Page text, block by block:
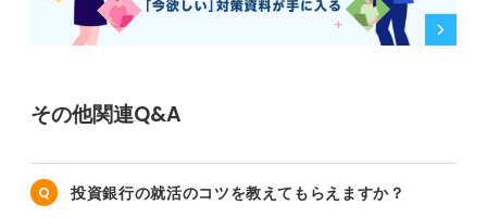
その他関連Q&A
投資銀行の就活のコツを教えてもらえますか？